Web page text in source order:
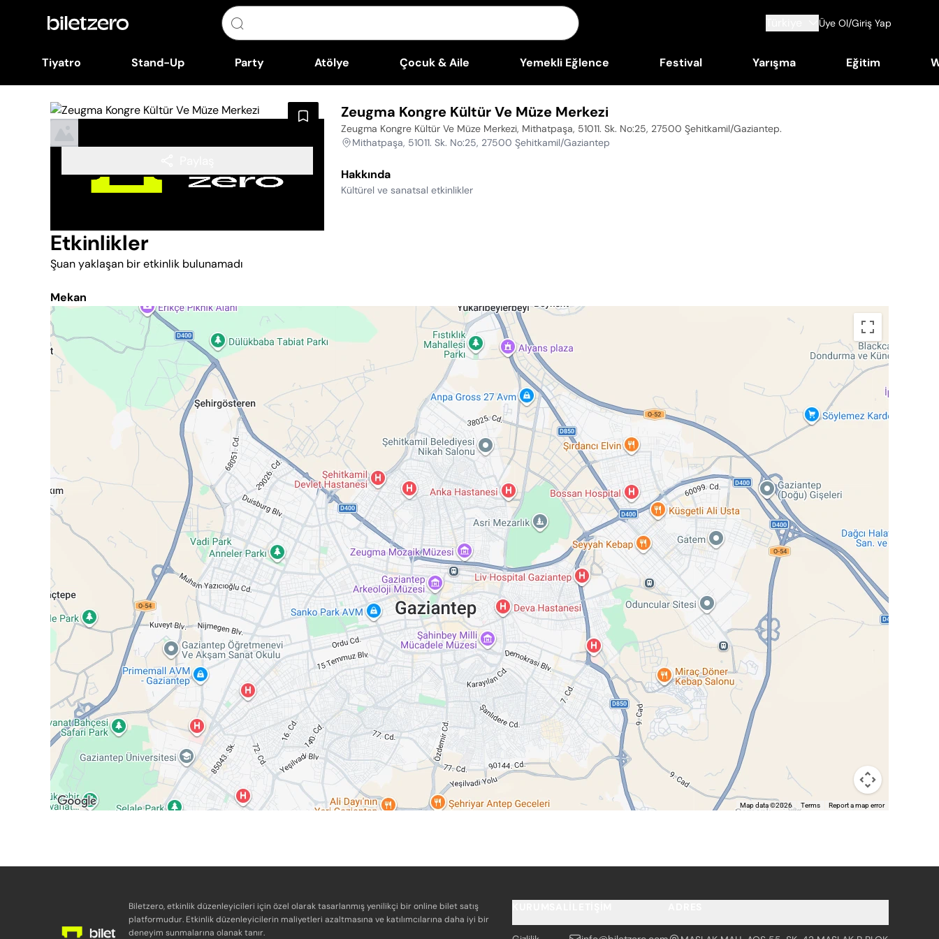
Üye Ol/Giriş Yap
Tiyatro Stand-Up Party Atölye Çocuk & Aile Yemekli Eğlence Festival Yarışma Eğitim
Zeugma Kongre Kültür Ve Müze Merkezi
Zeugma Kongre Kültür Ve Müze Merkezi, Mithatpaşa, 51011. Sk. No:25, 27500 Şehitkamil/Gaziantep.
Mithatpaşa, 51011. Sk. No:25, 27500 Şehitkamil/Gaziantep
Etkinlikler
Şuan yaklaşan bir etkinlik bulunamadı
Hakkında
Kültürel ve sanatsal etkinlikler
Mekan
Map data ©2026 Terms Report a map error
Biletzero, etkinlik düzenleyicileri için özel olarak tasarlanmış yenilikçi bir online bilet satış
platformudur. Etkinlik düzenleyicilerin maliyetleri azaltmasına ve katılımcılarına daha iyi bir
deneyim sunmalarına olanak tanır.